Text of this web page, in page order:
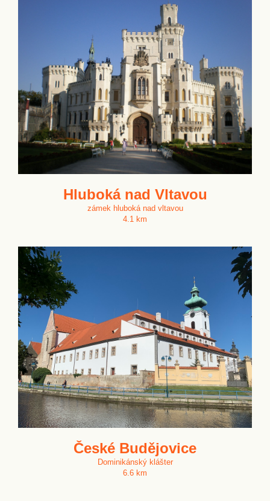
Hluboká nad Vltavou
zámek hluboká nad vltavou
4.1 km
České Budějovice
Dominikánský klášter
6.6 km